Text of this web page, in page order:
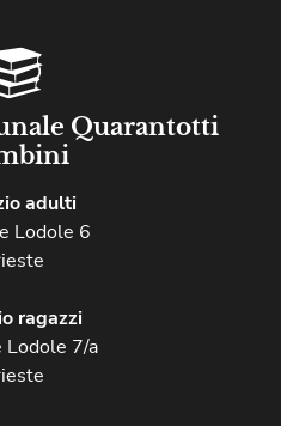
Quarantotti
adulti
Lodole 6
ragazzi
Lodole 7/a